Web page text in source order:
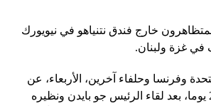
خارج فندق نتنياهو في نيويورك
في غزة ولبنان.
وفرنسا وحلفاء آخرين، الأربعاء، عن
اقتراح لهدنة مدتها 21 يوما، بعد لقاء الرئيس جو بايدن ونظيره